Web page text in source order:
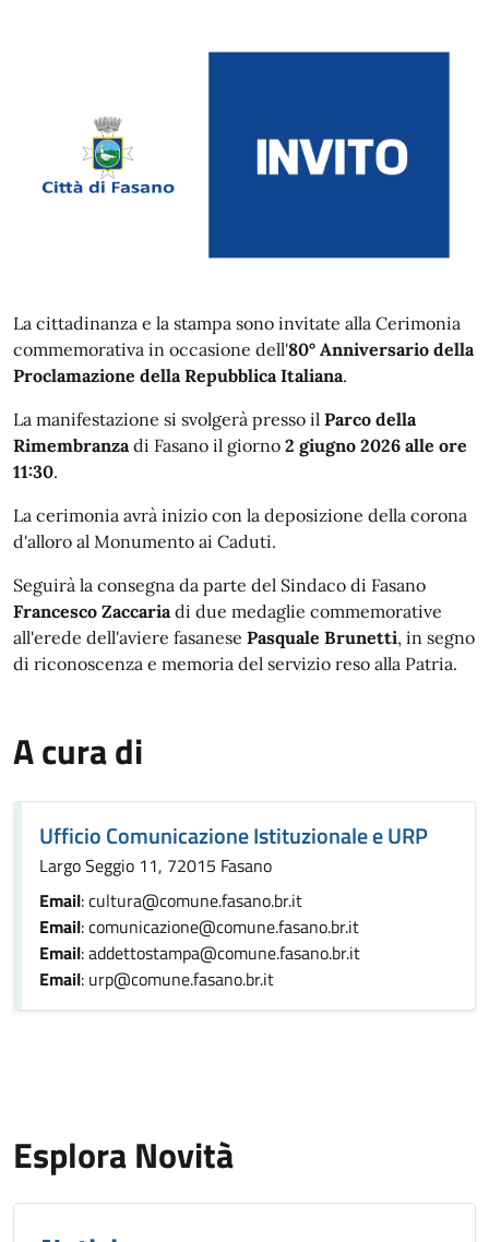
La cittadinanza e la stampa sono invitate alla Cerimonia
commemorativa in occasione dell'80° Anniversario della
Proclamazione della Repubblica Italiana.
La manifestazione si svolgerà presso il Parco della
Rimembranza di Fasano il giorno 2 giugno 2026 alle ore
11:30.
La cerimonia avrà inizio con la deposizione della corona
d'alloro al Monumento ai Caduti.
Seguirà la consegna da parte del Sindaco di Fasano
Francesco Zaccaria di due medaglie commemorative
all'erede dell'aviere fasanese Pasquale Brunetti, in segno
di riconoscenza e memoria del servizio reso alla Patria.
A cura di
Ufficio Comunicazione Istituzionale e URP
Largo Seggio 11, 72015 Fasano
Email: cultura@comune.fasano.br.it
Email: comunicazione@comune.fasano.br.it
Email: addettostampa@comune.fasano.br.it
Email: urp@comune.fasano.br.it
Esplora Novità